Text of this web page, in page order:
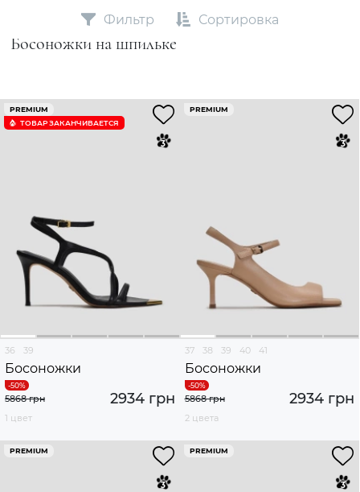
Босоножки на шпильке
Фильтр Сортировка
PREMIUM
ТОВАР ЗАКАНЧИВАЕТСЯ
36 39
Босоножки
2934 грн
5868 грн
1 цвет
PREMIUM
37 38 39 40 41
Босоножки
2934 грн
5868 грн
2 цвета
PREMIUM PREMIUM